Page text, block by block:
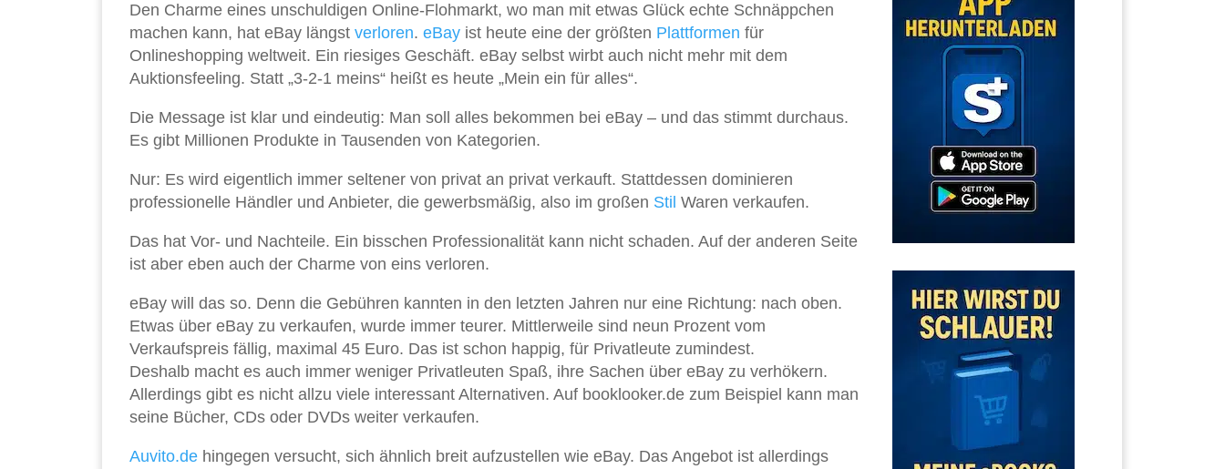
Den Charme eines unschuldigen Online-Flohmarkt, wo man mit etwas Glück echte Schnäppchen
machen kann, hat eBay längst verloren. eBay ist heute eine der größten Plattformen für
Onlineshopping weltweit. Ein riesiges Geschäft. eBay selbst wirbt auch nicht mehr mit dem
Auktionsfeeling. Statt „3-2-1 meins“ heißt es heute „Mein ein für alles“.
Die Message ist klar und eindeutig: Man soll alles bekommen bei eBay – und das stimmt durchaus.
Es gibt Millionen Produkte in Tausenden von Kategorien.
Nur: Es wird eigentlich immer seltener von privat an privat verkauft. Stattdessen dominieren
professionelle Händler und Anbieter, die gewerbsmäßig, also im großen Stil Waren verkaufen.
Das hat Vor- und Nachteile. Ein bisschen Professionalität kann nicht schaden. Auf der anderen Seite
ist aber eben auch der Charme von eins verloren.
eBay will das so. Denn die Gebühren kannten in den letzten Jahren nur eine Richtung: nach oben.
Etwas über eBay zu verkaufen, wurde immer teurer. Mittlerweile sind neun Prozent vom
Verkaufspreis fällig, maximal 45 Euro. Das ist schon happig, für Privatleute zumindest.
Deshalb macht es auch immer weniger Privatleuten Spaß, ihre Sachen über eBay zu verhökern.
Allerdings gibt es nicht allzu viele interessant Alternativen. Auf booklooker.de zum Beispiel kann man
seine Bücher, CDs oder DVDs weiter verkaufen.
Auvito.de hingegen versucht, sich ähnlich breit aufzustellen wie eBay. Das Angebot ist allerdings